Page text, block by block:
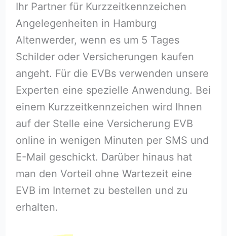
Ihr Partner für Kurzzeitkennzeichen
Angelegenheiten in Hamburg
Altenwerder, wenn es um 5 Tages
Schilder oder Versicherungen kaufen
angeht. Für die EVBs verwenden unsere
Experten eine spezielle Anwendung. Bei
einem Kurzzeitkennzeichen wird Ihnen
auf der Stelle eine Versicherung EVB
online in wenigen Minuten per SMS und
E-Mail geschickt. Darüber hinaus hat
man den Vorteil ohne Wartezeit eine
EVB im Internet zu bestellen und zu
erhalten.